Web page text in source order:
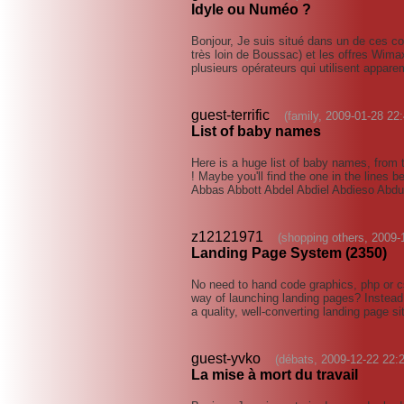
Idyle ou Numéo ?
Bonjour, Je suis situé dans un de ces
très loin de Boussac) et les offres
plusieurs opérateurs qui utilisent
guest-terrific (family, 2009-01-28
List of baby names
Here is a huge list of baby names,
! Maybe you'll find the one in the lines
Abbas Abbott Abdel Abdiel Abdieso
z12121971 (shopping others,
Landing Page System (2350)
No need to hand code graphics, php or
way of launching landing pages?
a quality, well-converting landing page
guest-yvko (débats, 2009-12-22
La mise à mort du travail